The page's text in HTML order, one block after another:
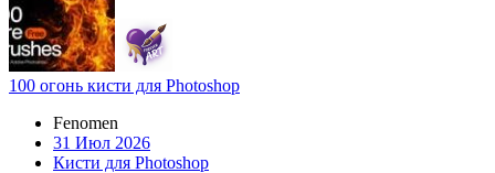
100 огонь кисти для Photoshop
Fenomen
31 Июл 2026
Кисти для Photoshop